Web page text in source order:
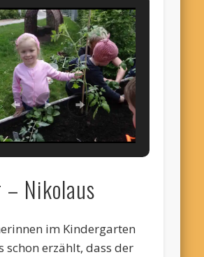
Nikolaus
im Kindergarten
schon erzählt, dass der